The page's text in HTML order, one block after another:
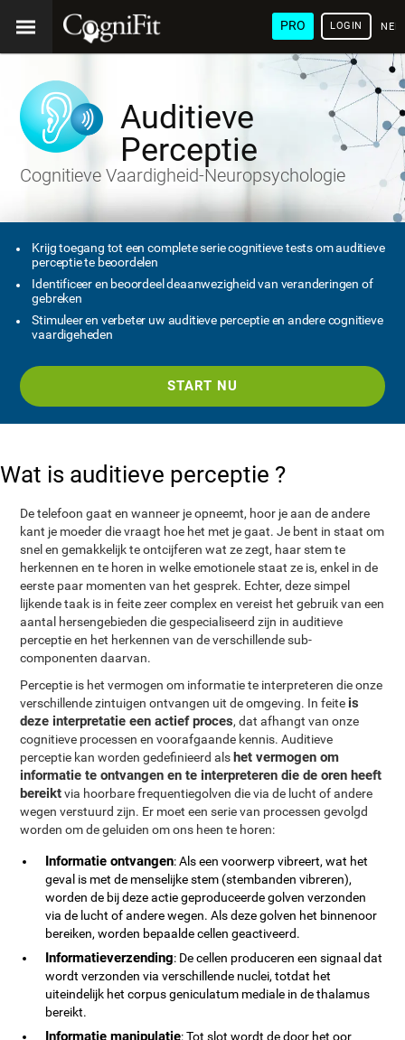
PRO LOGIN
Auditieve
Perceptie
Cognitieve Vaardigheid-Neuropsychologie
Krijg toegang tot een complete serie cognitieve tests om auditieve
perceptie te beoordelen
Identificeer en beoordeel deaanwezigheid van veranderingen of
gebreken
Stimuleer en verbeter uw auditieve perceptie en andere cognitieve
vaardigeheden
START NU
Wat is auditieve perceptie ?
De telefoon gaat en wanneer je opneemt, hoor je aan de andere
kant je moeder die vraagt hoe het met je gaat. Je bent in staat om
snel en gemakkelijk te ontcijferen wat ze zegt, haar stem te
herkennen en te horen in welke emotionele staat ze is, enkel in de
eerste paar momenten van het gesprek. Echter, deze simpel
lijkende taak is in feite zeer complex en vereist het gebruik van een
aantal hersengebieden die gespecialiseerd zijn in auditieve
perceptie en het herkennen van de verschillende sub-
componenten daarvan.
Perceptie is het vermogen om informatie te interpreteren die onze
verschillende zintuigen ontvangen uit de omgeving. In feite is
deze interpretatie een actief proces, dat afhangt van onze
cognitieve processen en voorafgaande kennis. Auditieve
perceptie kan worden gedefinieerd als het vermogen om
informatie te ontvangen en te interpreteren die de oren heeft
bereiktvia hoorbare frequentiegolven die via de lucht of andere
wegen verstuurd zijn. Er moet een serie van processen gevolgd
worden om de geluiden om ons heen te horen:
Informatie ontvangen: Als een voorwerp vibreert, wat het
geval is met de menselijke stem (stembanden vibreren),
worden de bij deze actie geproduceerde golven verzonden
via de lucht of andere wegen. Als deze golven het binnenoor
bereiken, worden bepaalde cellen geactiveerd.
Informatieverzending: De cellen produceren een signaal dat
wordt verzonden via verschillende nuclei, totdat het
uiteindelijk het corpus geniculatum mediale in de thalamus
bereikt.
Informatie manipulatie: Tot slot wordt de door het oor